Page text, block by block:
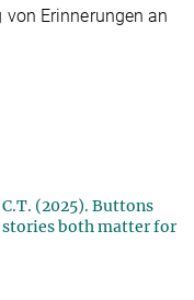
Erinnerungen an
(2025). Buttons
stories both matter for